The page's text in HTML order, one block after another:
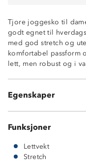
Tjore joggesko til
godt egnet til
med god stretch og
komfortabel passform
lett, men robust og i
Egenskaper
Ingen sømmer
Funksjoner
Lettvekt
Stretch